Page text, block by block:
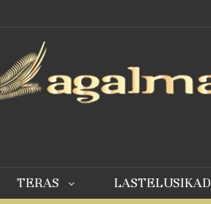
TERAS LASTELUSIKAD